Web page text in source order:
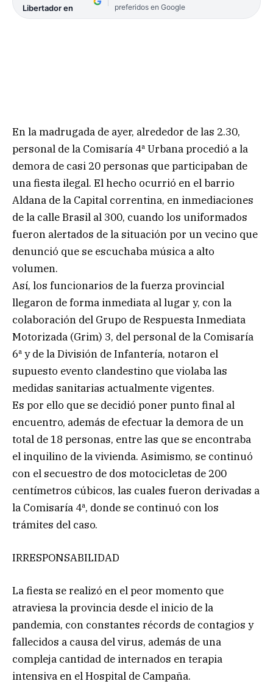
Libertador en
preferidos en Google
En la madrugada de ayer, alrededor de las 2.30,
personal de la Comisaría 4ª Urbana procedió a la
demora de casi 20 personas que participaban de
una fiesta ilegal. El hecho ocurrió en el barrio
Aldana de la Capital correntina, en inmediaciones
de la calle Brasil al 300, cuando los uniformados
fueron alertados de la situación por un vecino que
denunció que se escuchaba música a alto
volumen.
Así, los funcionarios de la fuerza provincial
llegaron de forma inmediata al lugar y, con la
colaboración del Grupo de Respuesta Inmediata
Motorizada (Grim) 3, del personal de la Comisaría
6ª y de la División de Infantería, notaron el
supuesto evento clandestino que violaba las
medidas sanitarias actualmente vigentes.
Es por ello que se decidió poner punto final al
encuentro, además de efectuar la demora de un
total de 18 personas, entre las que se encontraba
el inquilino de la vivienda. Asimismo, se continuó
con el secuestro de dos motocicletas de 200
centímetros cúbicos, las cuales fueron derivadas a
la Comisaría 4ª, donde se continuó con los
trámites del caso.
IRRESPONSABILIDAD
La fiesta se realizó en el peor momento que
atraviesa la provincia desde el inicio de la
pandemia, con constantes récords de contagios y
fallecidos a causa del virus, además de una
compleja cantidad de internados en terapia
intensiva en el Hospital de Campaña.